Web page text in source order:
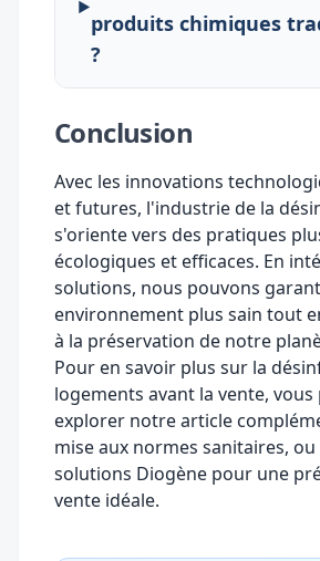
produits chimiques
?
Conclusion
Avec les innovations
et futures, l'industrie de la
s'oriente vers des pratiques
écologiques et efficaces. En
solutions, nous pouvons
environnement plus sain tout
à la préservation de notre
Pour en savoir plus sur la
logements avant la vente, vous
explorer notre article
mise aux normes sanitaires,
solutions Diogène pour une
vente idéale.